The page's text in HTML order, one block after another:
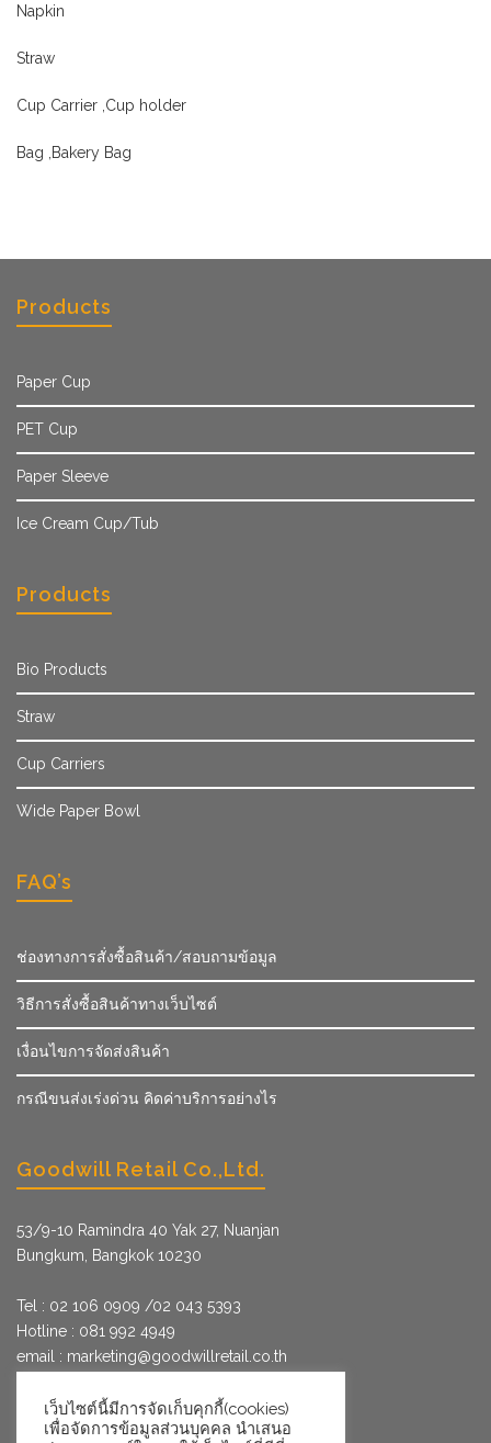
Napkin
Straw
Cup Carrier ,Cup holder
Bag ,Bakery Bag
Products
Paper Cup
PET Cup
Paper Sleeve
Ice Cream Cup/Tub
Products
Bio Products
Straw
Cup Carriers
Wide Paper Bowl
FAQ’s
ช่องทางการสั่งซื้อสินค้า/สอบถามข้อมูล
วิธีการสั่งซื้อสินค้าทางเว็บไซต์
เงื่อนไขการจัดส่งสินค้า
กรณีขนส่งเร่งด่วน คิดค่าบริการอย่างไร
Goodwill Retail Co.,Ltd.
53/9­-10 Ramindra 40 Yak 27, Nuanjan
Bungkum, Bangkok 10230
Tel : 02 106 0909 /02 043 5393
Hotline : 081 992 4949
email : marketing@goodwillretail.co.th
FB : gwretail
เว็บไซต์นี้มีการจัดเก็บคุกกี้(cookies)
เพื่อจัดการข้อมูลส่วนบุคคล นำเสนอ